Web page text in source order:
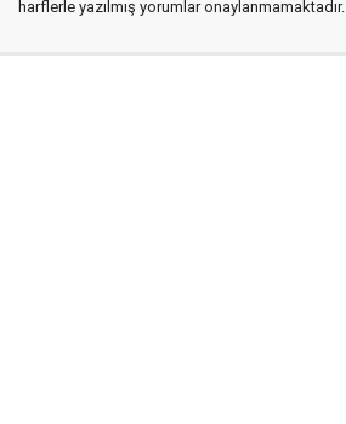
harflerle yazılmış yorumlar onaylanmamaktadır.